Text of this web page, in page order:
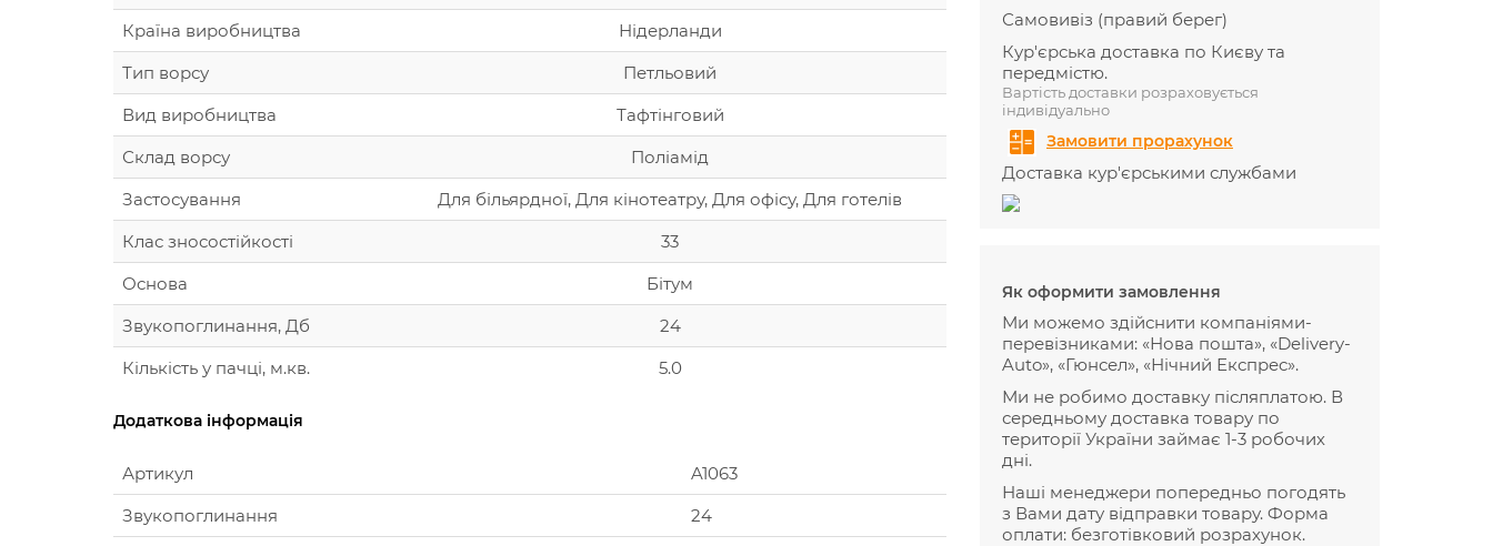
Країна виробництва
Нідерланди
Тип ворсу
Петльовий
Вид виробництва
Тафтінговий
Склад ворсу
Поліамід
Застосування
Для більярдної, Для кінотеатру, Для офісу, Для готелів
Клас зносостійкості
33
Основа
Бітум
Звукопоглинання, Дб
24
Кількість у пачці, м.кв.
5.0
Додаткова інформація
Артикул
A1063
Звукопоглинання
24
Самовивіз (правий берег)
Кур'єрська доставка по Києву та
передмістю.
Вартість доставки розраховується
індивідуально
Замовити прорахунок
Доставка кур'єрськими службами
Як оформити замовлення
Ми можемо здійснити компаніями-
перевізниками: «Нова пошта», «Delivery-
Auto», «Гюнсел», «Нічний Експрес».
Ми не робимо доставку післяплатою. В
середньому доставка товару по
території України займає 1-3 робочих
дні.
Наші менеджери попередньо погодять
з Вами дату відправки товару. Форма
оплати: безготівковий розрахунок.